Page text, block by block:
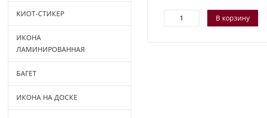
КИОТ-СТИКЕР
ИКОНА
ЛАМИНИРОВАННАЯ
БАГЕТ
ИКОНА НА ДОСКЕ